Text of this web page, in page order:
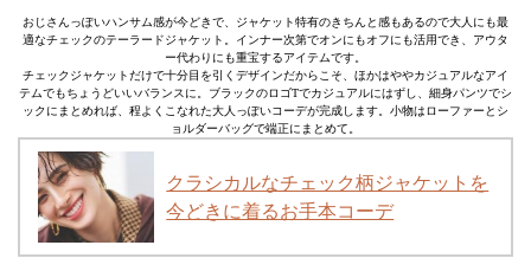
おじさんっぽいハンサム感が今どきで、ジャケット特有のきちんと感もあるので大人にも最
適なチェックのテーラードジャケット。インナー次第でオンにもオフにも活用でき、アウタ
ー代わりにも重宝するアイテムです。
チェックジャケットだけで十分目を引くデザインだからこそ、ほかはややカジュアルなアイ
テムでもちょうどいいバランスに。ブラックのロゴTでカジュアルにはずし、細身パンツでシ
ックにまとめれば、程よくこなれた大人っぽいコーデが完成します。小物はローファーとシ
ョルダーバッグで端正にまとめて。
クラシカルなチェック柄ジャケットを
今どきに着るお手本コーデ